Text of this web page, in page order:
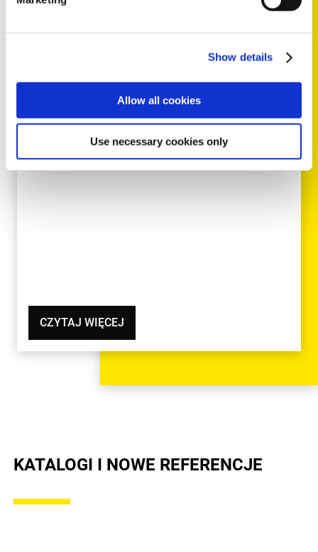
Show details
Allow all cookies
Use necessary cookies only
Plugin Hybrid
Zarówno do modeli V60 T6, T8 Plugin Hybrid, XC60
T6, jak i XC60 T6 R-Design możemy teraz
dostarczyć…
CZYTAJ WIĘCEJ
KATALOGI I NOWE REFERENCJE